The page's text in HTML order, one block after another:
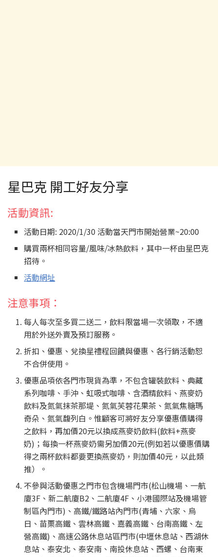
星巴克 開工好友分享
活動資訊:
活動日期: 2020/1/30 活動當天門市開始營業~20:00
購買兩杯相同容量/風味/冰熱飲料，其中一杯由星巴克
招待。
活動網址
注意事項：
每人每次至多買二送二，飲料限當場一次領取，不適
用於外送外賣及預訂服務。
折扣、優惠、兌換星禮程回饋與優惠、各行銷活動恕
不合併使用。
優惠品項依各門市現貨為準，不包含罐裝飲料、典藏
系列咖啡、手沖、虹吸式咖啡、含酒精飲料、燕麥奶
飲料及氮氣抹茶那堤、氮氣芙蓉花果茶、氮氣焦糖瑪
奇朵、氮氣馥列白。惟顧客可將好友分享優惠價購得
之飲料，再加價20元以換成燕麥奶飲料(飲料+燕麥
奶)；每換一杯燕麥奶需另加價20元(例如若以優惠價購
得之兩杯飲料都要更換燕麥奶，則加價40元，以此類
推）。
不參與活動優惠之門市包含機場門市(松山機場、一航
廈3F、新二航廈B2、二航廈4F、小港國際站及機場管
制區內門市)、高鐵/鐵路站內門市(青埔、六家、烏
日、苗栗高鐵、雲林高鐵、嘉義高鐵、台南高鐵、左
營高鐵)、高速公路休息站區門市(中壢休息站、西湖休
息站、泰安北、泰安南、南投休息站、西螺、台南東